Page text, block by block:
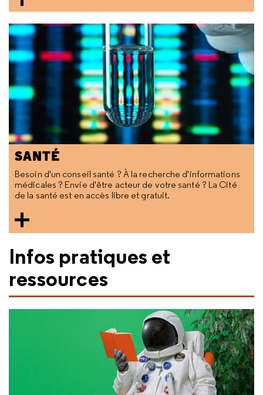
SANTÉ
Besoin d'un conseil santé ? À la recherche d'informations
médicales ? Envie d'être acteur de votre santé ? La Cité
de la santé est en accès libre et gratuit.
Infos pratiques et
ressources